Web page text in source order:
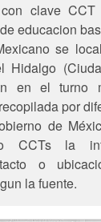
clave CCT
educacion
se
Hidalgo
en el turno
por
de
o CCTs la
o
la fuente.